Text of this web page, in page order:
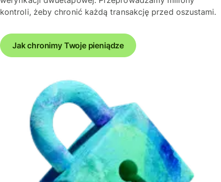
kontroli, żeby chronić każdą transakcję przed oszustami.
Jak chronimy Twoje pieniądze